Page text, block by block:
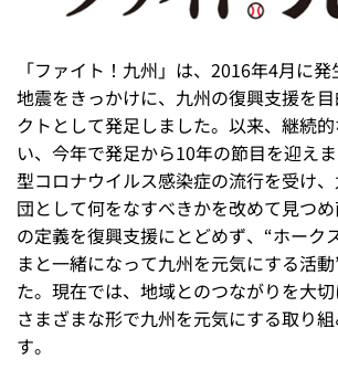
「ファイト！九州」は、2016年4月に
地震をきっかけに、九州の復興支援を
クトとして発足しました。以来、継続
い、今年で発足から10年の節目を迎え
型コロナウイルス感染症の流行を受け
団として何をなすべきかを改めて見つ
の定義を復興支援にとどめず、“ホーク
まと一緒になって九州を元気にする活
た。現在では、地域とのつながりを大
さまざまな形で九州を元気にする取り
す。